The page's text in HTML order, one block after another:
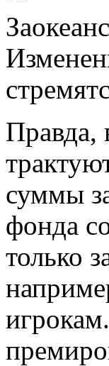
Правда,
суммы
фонда
только